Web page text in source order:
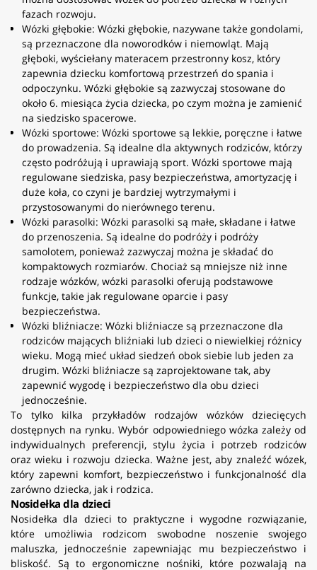
fazach rozwoju.
Wózki głębokie: Wózki głębokie, nazywane także gondolami,
są przeznaczone dla noworodków i niemowląt. Mają
głęboki, wyściełany materacem przestronny kosz, który
zapewnia dziecku komfortową przestrzeń do spania i
odpoczynku. Wózki głębokie są zazwyczaj stosowane do
około 6. miesiąca życia dziecka, po czym można je zamienić
na siedzisko spacerowe.
Wózki sportowe: Wózki sportowe są lekkie, poręczne i łatwe
do prowadzenia. Są idealne dla aktywnych rodziców, którzy
często podróżują i uprawiają sport. Wózki sportowe mają
regulowane siedziska, pasy bezpieczeństwa, amortyzację i
duże koła, co czyni je bardziej wytrzymałymi i
przystosowanymi do nierównego terenu.
Wózki parasolki: Wózki parasolki są małe, składane i łatwe
do przenoszenia. Są idealne do podróży i podróży
samolotem, ponieważ zazwyczaj można je składać do
kompaktowych rozmiarów. Chociaż są mniejsze niż inne
rodzaje wózków, wózki parasolki oferują podstawowe
funkcje, takie jak regulowane oparcie i pasy
bezpieczeństwa.
Wózki bliźniacze: Wózki bliźniacze są przeznaczone dla
rodziców mających bliźniaki lub dzieci o niewielkiej różnicy
wieku. Mogą mieć układ siedzeń obok siebie lub jeden za
drugim. Wózki bliźniacze są zaprojektowane tak, aby
zapewnić wygodę i bezpieczeństwo dla obu dzieci
jednocześnie.
To tylko kilka przykładów rodzajów wózków dziecięcych
dostępnych na rynku. Wybór odpowiedniego wózka zależy od
indywidualnych preferencji, stylu życia i potrzeb rodziców
oraz wieku i rozwoju dziecka. Ważne jest, aby znaleźć wózek,
który zapewni komfort, bezpieczeństwo i funkcjonalność dla
zarówno dziecka, jak i rodzica.
Nosidełka dla dzieci
Nosidełka dla dzieci to praktyczne i wygodne rozwiązanie,
które umożliwia rodzicom swobodne noszenie swojego
maluszka, jednocześnie zapewniając mu bezpieczeństwo i
bliskość. Są to ergonomiczne nośniki, które pozwalają na